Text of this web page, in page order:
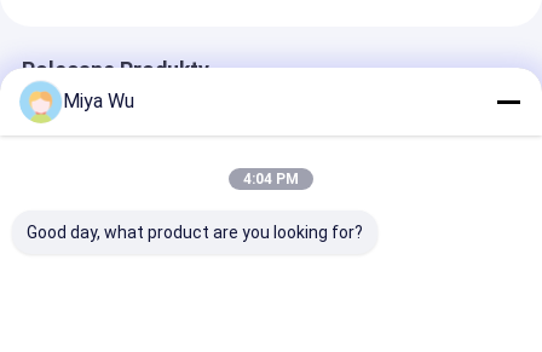
Polecane Produkty
Miya Wu
4:04 PM
Good day, what product are you looking for?